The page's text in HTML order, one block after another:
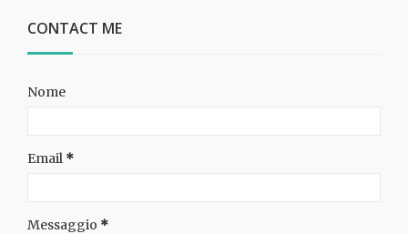
CONTACT ME
Nome
Email *
Messaggio *